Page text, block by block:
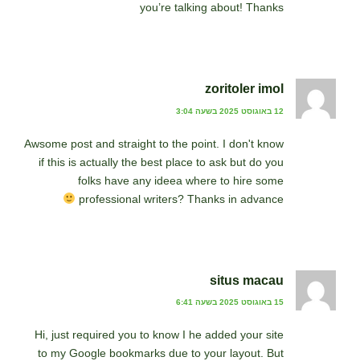
you’re talking about! Thanks
zoritoler imol
12 באוגוסט 2025 בשעה 3:04
Awsome post and straight to the point. I don't know
if this is actually the best place to ask but do you
folks have any ideea where to hire some
professional writers? Thanks in advance
situs macau
15 באוגוסט 2025 בשעה 6:41
Hi, just required you to know I he added your site
to my Google bookmarks due to your layout. But